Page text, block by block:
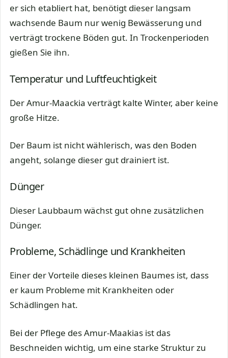
er sich etabliert hat, benötigt dieser langsam
wachsende Baum nur wenig Bewässerung und
verträgt trockene Böden gut. In Trockenperioden
gießen Sie ihn.
Temperatur und Luftfeuchtigkeit
Der Amur-Maackia verträgt kalte Winter, aber keine
große Hitze.
Der Baum ist nicht wählerisch, was den Boden
angeht, solange dieser gut drainiert ist.
Dünger
Dieser Laubbaum wächst gut ohne zusätzlichen
Dünger.
Probleme, Schädlinge und Krankheiten
Einer der Vorteile dieses kleinen Baumes ist, dass
er kaum Probleme mit Krankheiten oder
Schädlingen hat.
Bei der Pflege des Amur-Maakias ist das
Beschneiden wichtig, um eine starke Struktur zu